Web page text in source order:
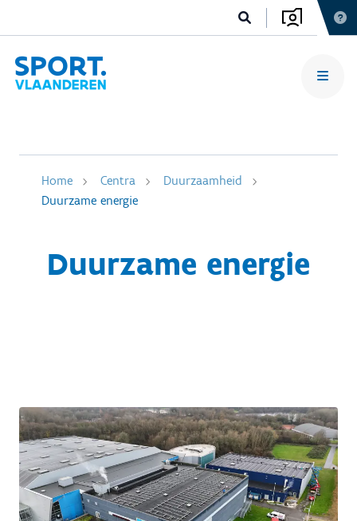
Home Centra
Duurzaamheid
Duurzame energie
Duurzame energie